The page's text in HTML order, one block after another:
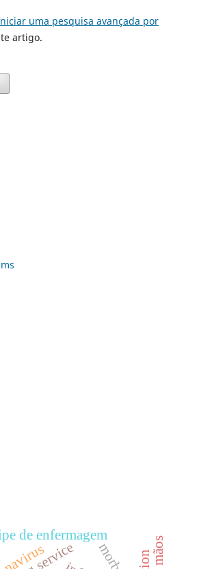
uma pesquisa avançada por
artigo.
de enfermagem